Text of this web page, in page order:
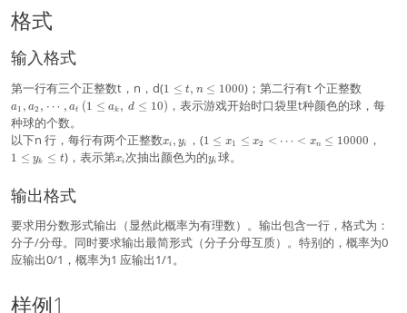
t
s
,
c
_
,
\
c
d
o
t
)
t
=
y
1
,
c
_
{
x
_
2
=
y
2
,
~
\
d
o
x
_
2
<
c
o
ts
<
x
a
_
2
\
,
a
_
\
l
e
格式
输入格式
第一行有三个正整数t，n，d(1
\
l
t
,
n
1
0
0
0
1 ≤ t, n ≤ 1000)；第二行有t 个正整数
_
1
a
d
o
t
a1 , a2 , ⋯ , at (1 ≤ ak , d ≤ 10) ，表示游戏开始时口袋里t种颜色的球，每
种球的个数。
以下n 行，每行有两个正整数x
_
i
i
xi , yi ，(1
\
le
\
le
x
1 ≤ x1 ≤ x2 < ⋯ < xn ≤ 10000 ，
\
l
1 ≤ yk ≤ t)，表示第x
xi 次抽出颜色为的y
_
yi 球。
输出格式
要求用分数形式输出（显然此概率为有理数）。输出包含一行，格式为：
分子/分母。同时要求输出最简形式（分子分母互质）。特别的，概率为0
应输出0/1，概率为1 应输出1/1。
样例1